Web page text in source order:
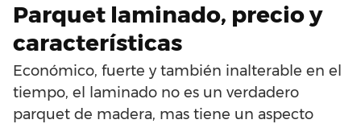
Parquet laminado, precio y
características
Económico, fuerte y también inalterable en el
tiempo, el laminado no es un verdadero
parquet de madera, mas tiene un aspecto